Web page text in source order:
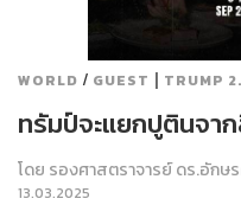
WORLD / GUEST | TRUMP
ทรัมป์จะแยกปูตินจา
โดย รองศาสตราจารย์ ดร.อักษ
13.03.2025